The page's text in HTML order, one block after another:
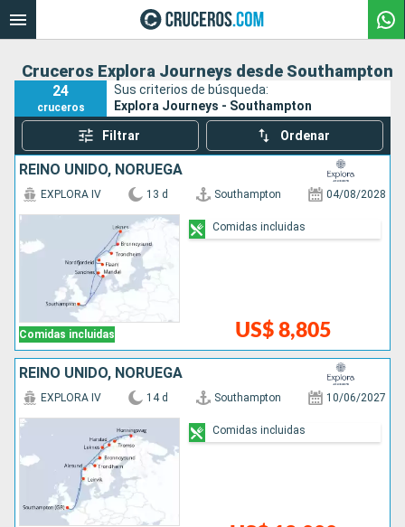
Cruceros Explora Journeys desde Southampton
24
cruceros
Sus criterios de búsqueda:
Explora Journeys - Southampton
Filtrar Ordenar
REINO UNIDO, NORUEGA
Comidas incluidas
EXPLORA IV 13 d Southampton 04/08/2028
US$ 8,805
Comidas incluidas
REINO UNIDO, NORUEGA
EXPLORA IV 14 d Southampton 10/06/2027
Comidas incluidas